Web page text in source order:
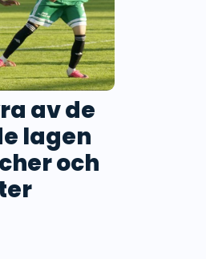
av de
lagen
och